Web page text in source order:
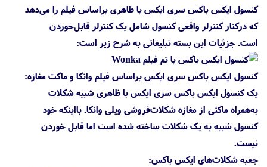
کنسول ایکس باکس سری ایکس با ظاهری براساس فیلم را می‌دهد
که درکنار کنترلر واقعی کنسول شامل یک کنترلر قابل‌خوردن
است. جزئیات این بسته تبلیغاتی به شرح زیر است:
کنسول ایکس باکس سری ایکس براساس فیلم وانکا و ماکت مغازه:
یک کنسول ایکس باکس سری ایکس با ظاهری شبیه شکلات
به‌همراه ماکتی از مغازه شکلات‌فروشی ویلی وانکا. بااینکه خود
کنسول شبیه به یک شکلات ساخته شده است اما قابل خوردن
نیست.
جعبه شکلات‌های ایکس باکس: